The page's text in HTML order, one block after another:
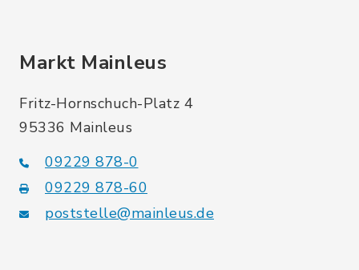
Markt Mainleus
Fritz-Hornschuch-Platz 4
95336 Mainleus
09229 878-0
09229 878-60
poststelle@mainleus.de